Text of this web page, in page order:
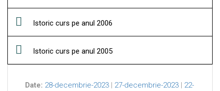
Istoric curs pe anul 2006
Istoric curs pe anul 2005
Date: 28-decembrie-2023 | 27-decembrie-2023 | 22-